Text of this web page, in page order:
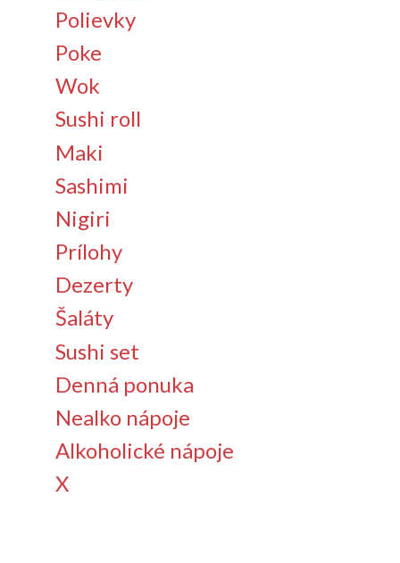
Polievky
Poke
Wok
Sushi roll
Maki
Sashimi
Nigiri
Prílohy
Dezerty
Šaláty
Sushi set
Denná ponuka
Nealko nápoje
Alkoholické nápoje
X